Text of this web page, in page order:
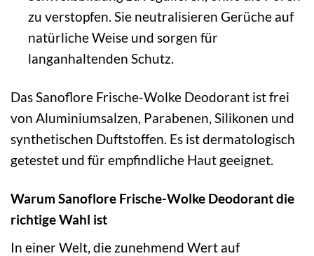
zu verstopfen. Sie neutralisieren Gerüche auf
natürliche Weise und sorgen für
langanhaltenden Schutz.
Das Sanoflore Frische-Wolke Deodorant ist frei
von Aluminiumsalzen, Parabenen, Silikonen und
synthetischen Duftstoffen. Es ist dermatologisch
getestet und für empfindliche Haut geeignet.
Warum Sanoflore Frische-Wolke Deodorant die
richtige Wahl ist
In einer Welt, die zunehmend Wert auf